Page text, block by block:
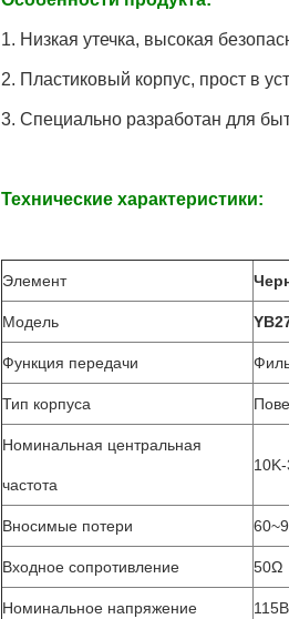
1. Низкая утечка, высокая
2. Пластиковый корпус, прост в
3. Специально разработан для
Технические характеристики:
Элемент
Модель
Функция передачи
Тип корпуса
Номинальная центральная
частота
Вносимые потери
Входное сопротивление 50Ω
Номинальное напряжение